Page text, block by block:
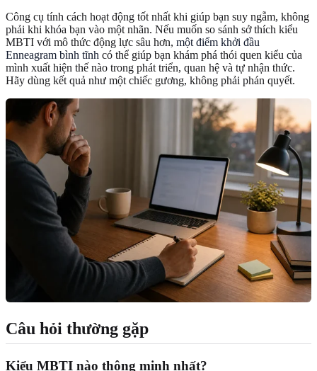
Công cụ tính cách hoạt động tốt nhất khi giúp bạn suy ngẫm, không
phải khi khóa bạn vào một nhãn. Nếu muốn so sánh sở thích kiểu
MBTI với mô thức động lực sâu hơn, một điểm khởi đầu
Enneagram bình tĩnh có thể giúp bạn khám phá thói quen kiểu của
mình xuất hiện thế nào trong phát triển, quan hệ và tự nhận thức.
Hãy dùng kết quả như một chiếc gương, không phải phán quyết.
Câu hỏi thường gặp
Kiểu MBTI nào thông minh nhất?